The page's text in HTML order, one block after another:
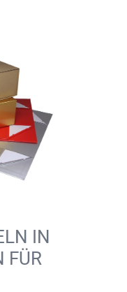
IN
S